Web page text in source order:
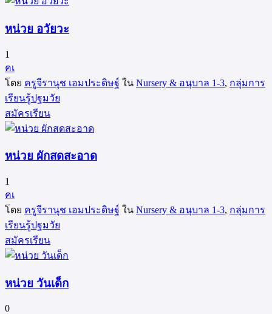
หน่วย อวัยวะ
1
คเ
โดย ครูจีรานุช เอมประดิษฐ์ ใน Nursery & อนุบาล 1-3, กลุ่มการ
เรียนรู้ปฐมวัย
สมัครเรียน
หน่วย ผักสดสะอาด
1
คเ
โดย ครูจีรานุช เอมประดิษฐ์ ใน Nursery & อนุบาล 1-3, กลุ่มการ
เรียนรู้ปฐมวัย
สมัครเรียน
หน่วย วันเด็ก
0